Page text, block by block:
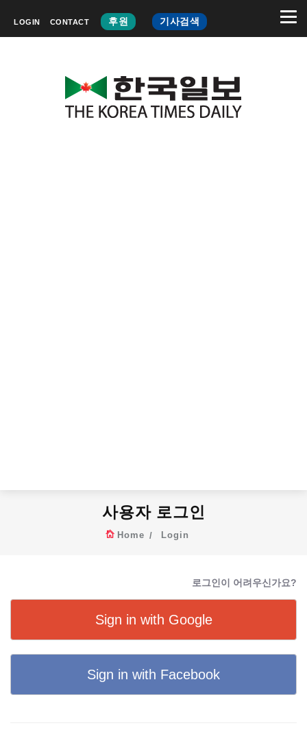
LOGIN CONTACT 후원 기사검색
사용자 로그인
Home Login
로그인이 어려우신가요?
Sign in with Google
Sign in with Facebook